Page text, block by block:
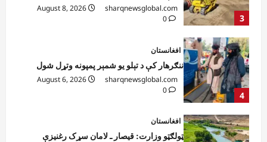
3
sharqnewsglobal.com
0
4
افغانستان
ننګرهار کې د تېلو یو شمېر پمپونه وتړل شول
sharqnewsglobal.com
0
افغانستان
ټولګټو وزارت: قیصار ـ لامان سړک رغنیزې